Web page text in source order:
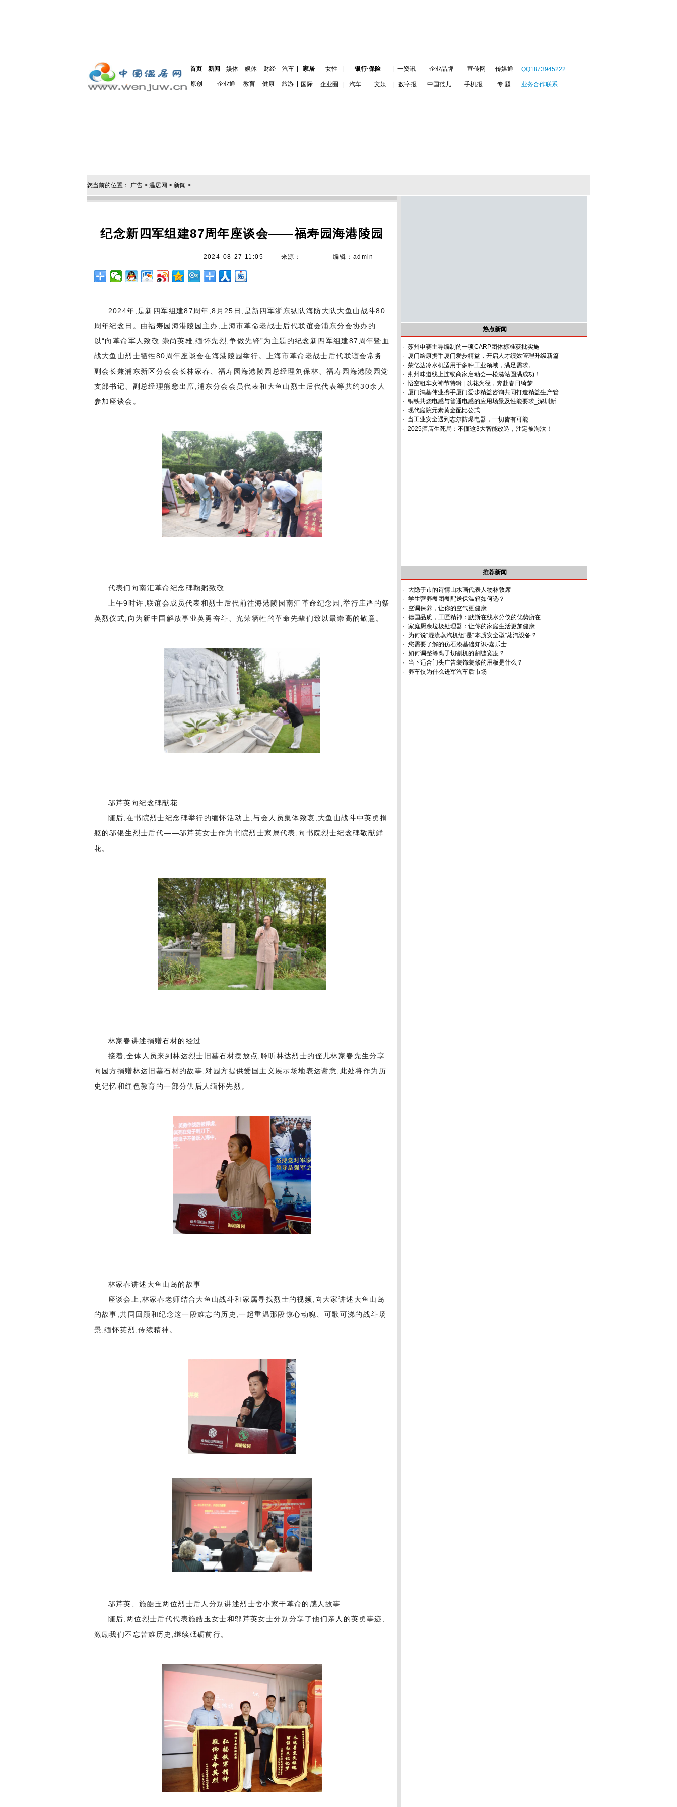
首页 新闻 娱体 娱体 财经 汽车 家居 女性 银行·保险 一资讯 企业品牌 宣传网 传媒通
原创 企业通 教育 健康 旅游 国际 企业圈 汽车 文娱 数字报 中国范儿 手机报 专 题
QQ1873945222
业务合作联系
您当前的位置： 广告 > 温居网 > 新闻 >
纪念新四军组建87周年座谈会——福寿园海港陵园
2024-08-27 11:05 来源： 编辑：admin
2024年,是新四军组建87周年;8月25日,是新四军浙东纵队海防大队大鱼山战斗80
周年纪念日。由福寿园海港陵园主办,上海市革命老战士后代联谊会浦东分会协办的
以“向革命军人致敬:崇尚英雄,缅怀先烈,争做先锋”为主题的纪念新四军组建87周年暨血
战大鱼山烈士牺牲80周年座谈会在海港陵园举行。上海市革命老战士后代联谊会常务
副会长兼浦东新区分会会长林家春、福寿园海港陵园总经理刘保林、福寿园海港陵园党
支部书记、副总经理熊懋出席,浦东分会会员代表和大鱼山烈士后代代表等共约30余人
参加座谈会。
代表们向南汇革命纪念碑鞠躬致敬
上午9时许,联谊会成员代表和烈士后代前往海港陵园南汇革命纪念园,举行庄严的祭
英烈仪式,向为新中国解放事业英勇奋斗、光荣牺牲的革命先辈们致以最崇高的敬意。
邬芹英向纪念碑献花
随后,在书院烈士纪念碑举行的缅怀活动上,与会人员集体致哀,大鱼山战斗中英勇捐
躯的邬银生烈士后代——邬芹英女士作为书院烈士家属代表,向书院烈士纪念碑敬献鲜
花。
林家春讲述捐赠石材的经过
接着,全体人员来到林达烈士旧墓石材摆放点,聆听林达烈士的侄儿林家春先生分享
向园方捐赠林达旧墓石材的故事,对园方提供爱国主义展示场地表达谢意,此处将作为历
史记忆和红色教育的一部分供后人缅怀先烈。
林家春讲述大鱼山岛的故事
座谈会上,林家春老师结合大鱼山战斗和家属寻找烈士的视频,向大家讲述大鱼山岛
的故事,共同回顾和纪念这一段难忘的历史,一起重温那段惊心动魄、可歌可涕的战斗场
景,缅怀英烈,传续精神。
邬芹英、施皓玉两位烈士后人分别讲述烈士舍小家干革命的感人故事
随后,两位烈士后代代表施皓玉女士和邬芹英女士分别分享了他们亲人的英勇事迹,
激励我们不忘苦难历史,继续砥砺前行。
热点新闻
· 苏州申赛主导编制的一项CARP团体标准获批实施
· 厦门绘康携手厦门爱步精益，开启人才绩效管理升级新篇
· 荣亿达冷水机适用于多种工业领域，满足需求。
· 荆州味道线上连锁商家启动会—松滋站圆满成功！
· 悟空租车女神节特辑 | 以花为径，奔赴春日绮梦
· 厦门鸿基伟业携手厦门爱步精益咨询共同打造精益生产管
· 铜铁共烧电感与普通电感的应用场景及性能要求_深圳新
· 现代庭院元素黄金配比公式
· 当工业安全遇到志尔防爆电器，一切皆有可能
· 2025酒店生死局：不懂这3大智能改造，注定被淘汰！
推荐新闻
· 大隐于市的诗情山水画代表人物林敦席
· 学生营养餐团餐配送保温箱如何选？
· 空调保养，让你的空气更健康
· 德国品质，工匠精神：默斯在线水分仪的优势所在
· 家庭厨余垃圾处理器：让你的家庭生活更加健康
· 为何说“混流蒸汽机组”是“本质安全型”蒸汽设备？
· 您需要了解的仿石漆基础知识-嘉乐士
· 如何调整等离子切割机的割缝宽度？
· 当下适合门头广告装饰装修的用板是什么？
· 养车侠为什么进军汽车后市场